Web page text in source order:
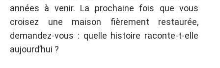
années à venir. La prochaine fois que vous
croisez une maison fièrement restaurée,
demandez-vous : quelle histoire raconte-t-elle
aujourd’hui ?